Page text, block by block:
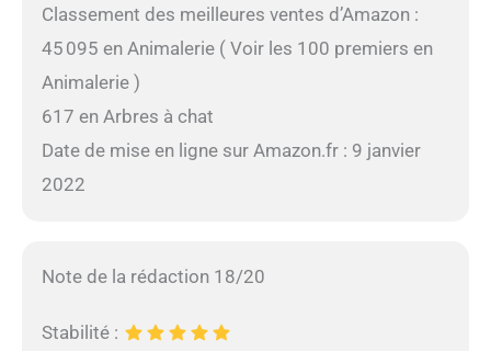
Classement des meilleures ventes d’Amazon :
45 095 en Animalerie ( Voir les 100 premiers en
Animalerie )
617 en Arbres à chat
Date de mise en ligne sur Amazon.fr : 9 janvier
2022
Note de la rédaction 18/20
Stabilité :